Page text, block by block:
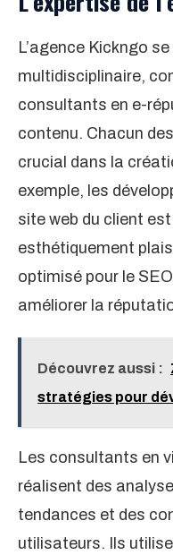
L’agence Kickngo
multidisciplinaire,
consultants en e-
contenu. Chacun
crucial dans la
exemple, les
site web du client
esthétiquement
optimisé pour le
améliorer la
Découvrez aussi :
stratégies pour
Les consultants en
réalisent des
tendances et des
utilisateurs. Ils